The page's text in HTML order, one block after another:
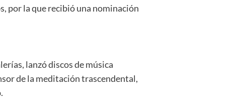
por la que recibió una nominación
lanzó discos de música
de la meditación trascendental,